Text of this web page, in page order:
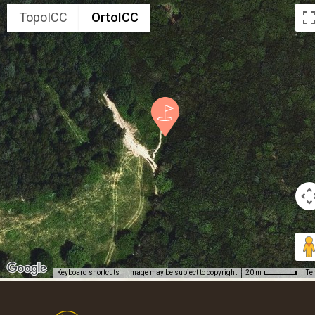
TopoICC OrtoICC
Keyboard shortcuts Image may be subject to copyright 20 m